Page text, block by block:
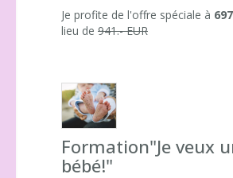
Je profite de l'offre spéciale à
lieu de 941.- EUR
Formation"Je veux
bébé!"